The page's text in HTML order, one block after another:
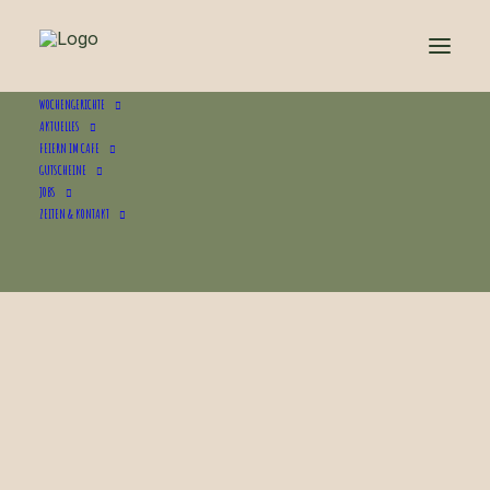
WOCHENGERICHTE
AKTUELLES
FEIERN IM CAFE
GUTSCHEINE
JOBS
ZEITEN & KONTAKT